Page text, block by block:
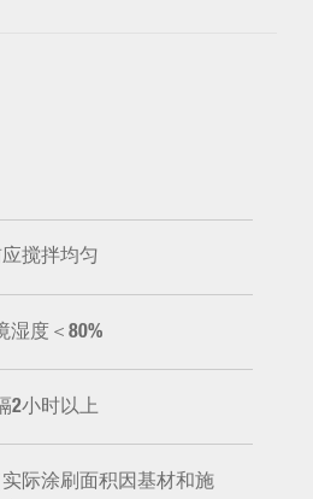
搅拌均匀
湿度＜80%
2小时以上
际涂刷面积因基材和施